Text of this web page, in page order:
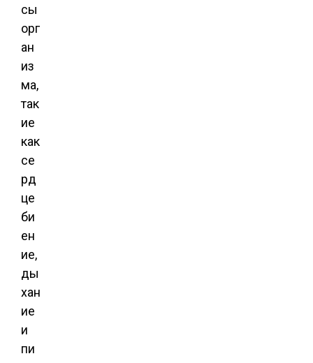
сы
орг
ан
из
ма,
так
ие
как
се
рд
це
би
ен
ие,
ды
хан
ие
и
пи